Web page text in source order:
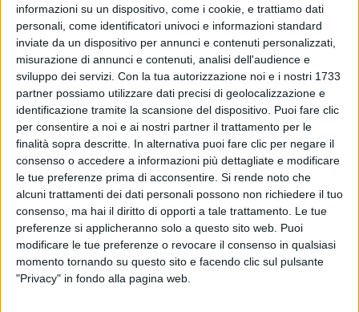
informazioni su un dispositivo, come i cookie, e trattiamo dati
personali, come identificatori univoci e informazioni standard
inviate da un dispositivo per annunci e contenuti personalizzati,
misurazione di annunci e contenuti, analisi dell'audience e
sviluppo dei servizi. Con la tua autorizzazione noi e i nostri 1733
partner possiamo utilizzare dati precisi di geolocalizzazione e
identificazione tramite la scansione del dispositivo. Puoi fare clic
per consentire a noi e ai nostri partner il trattamento per le
finalità sopra descritte. In alternativa puoi fare clic per negare il
consenso o accedere a informazioni più dettagliate e modificare
le tue preferenze prima di acconsentire. Si rende noto che
alcuni trattamenti dei dati personali possono non richiedere il tuo
consenso, ma hai il diritto di opporti a tale trattamento. Le tue
preferenze si applicheranno solo a questo sito web. Puoi
modificare le tue preferenze o revocare il consenso in qualsiasi
momento tornando su questo sito e facendo clic sul pulsante
"Privacy" in fondo alla pagina web.
NEWS 18 mag 2020
Levante: il video della “home version”
nell'armadio di Tikibombom
La clip è stata interamente ideata e girata dalla
cantautrice
Chi siamo